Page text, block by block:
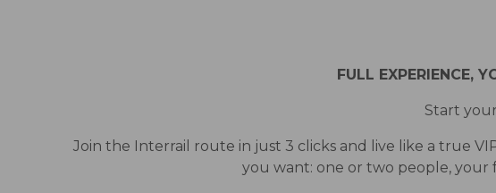
FULL EXPERIENCE,
Start
Join the Interrail route in just 3 clicks and live like a true
you want: one or two people, your